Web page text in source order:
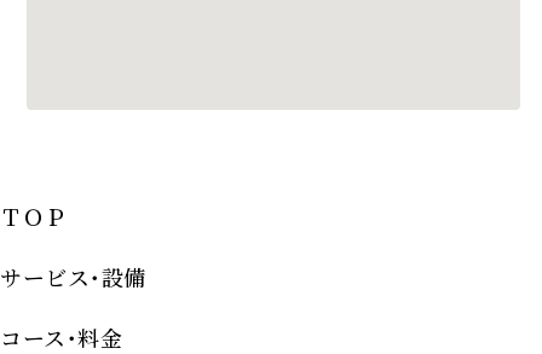
ＴＯＰ
サービス･設備
コース･料金